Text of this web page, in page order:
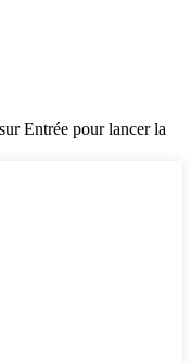
Entrée pour lancer la